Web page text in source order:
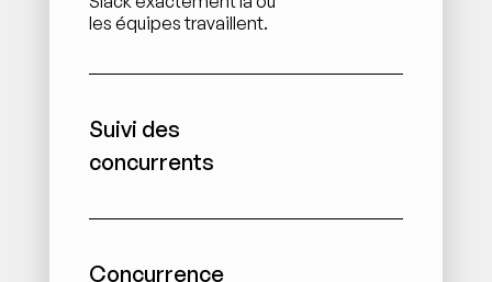
les équipes travaillent.
Suivi des
concurrents
Concurrence